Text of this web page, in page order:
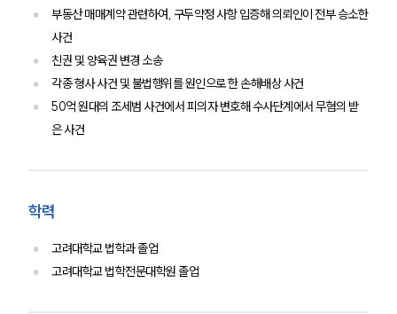
사례분석/최신동향
법률정보
법률지식인
고객후기
구성원 소개
부동산 매매계약 관련하여, 구두약정 사항 입증해 의뢰인이 전부 승소한
사건
친권 및 양육권 변경 소송
각종 형사 사건 및 불법행위를 원인으로 한 손해배상 사건
50억 원대의 조세범 사건에서 피의자 변호해 수사단계에서 무혐의 받
은 사건
학력
고려대학교 법학과 졸업
고려대학교 법학전문대학원 졸업